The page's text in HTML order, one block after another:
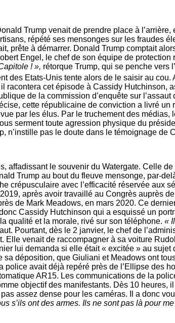
Trump venait de prendre place à
répété ses mensonges sur les fraudes
prête à démarrer. Donald Trump comptait
Engel, le chef de son équipe de protection
! », rétorque Trump, qui se penche vers
des Etats-Unis tente alors de le saisir au
racontera cet épisode à Cassidy Hutchinson,
de la commission d’enquête sur
cette républicaine de conviction a livré
par les élus. Par le truchement des
serment toute agression physique du
pas le doute dans le témoignage de
affadissant le souvenir du Watergate. Celle
Trump au bout du fleuve mensonge, par-­
crépusculaire avec l’efficacité réservée aux
après avoir travaillé au Congrès auprès
de Mark Meadows, en mars 2020. Ce
Cassidy Hutchinson qui a esquissé un
qualité et la morale, rivé sur son téléphone. «
Pourtant, dès le 2 janvier, le chef de
Elle venait de raccompagner à sa voiture
lui demanda si elle était « excitée » au
déposition, que Giuliani et Meadows ont
avait déjà repéré près de l’Ellipse des
AR­15. Les communications de la
objectif des manifestants. Dès 10 heures,
assez dense pour les caméras. Il a donc
s’ils ont des armes. Ils ne sont pas là pour